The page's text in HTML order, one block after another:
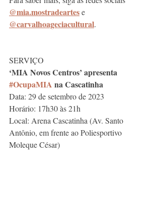
@mia.mostradeartes e
@carvalhoageciacultural.
SERVIÇO
‘MIA Novos Centros’ apresenta
#OcupaMIA na Cascatinha
Data: 29 de setembro de 2023
Horário: 17h30 às 21h
Local: Arena Cascatinha (Av. Santo
Antônio, em frente ao Poliesportivo
Moleque César)